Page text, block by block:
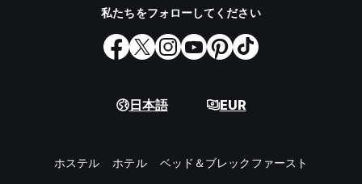
私たちをフォローしてください
日本語 EUR
ホステル ホテル ベッド＆ブレックファースト